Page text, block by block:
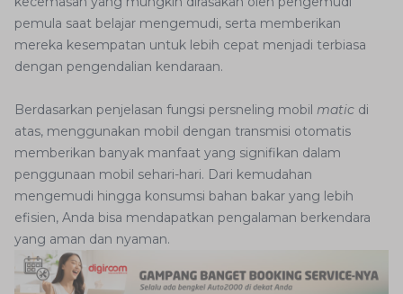
pemula saat belajar mengemudi, serta memberikan
mereka kesempatan untuk lebih cepat menjadi terbiasa
dengan pengendalian kendaraan.
Berdasarkan penjelasan fungsi persneling mobil matic di
atas, menggunakan mobil dengan transmisi otomatis
memberikan banyak manfaat yang signifikan dalam
penggunaan mobil sehari-hari. Dari kemudahan
mengemudi hingga konsumsi bahan bakar yang lebih
efisien, Anda bisa mendapatkan pengalaman berkendara
yang aman dan nyaman.